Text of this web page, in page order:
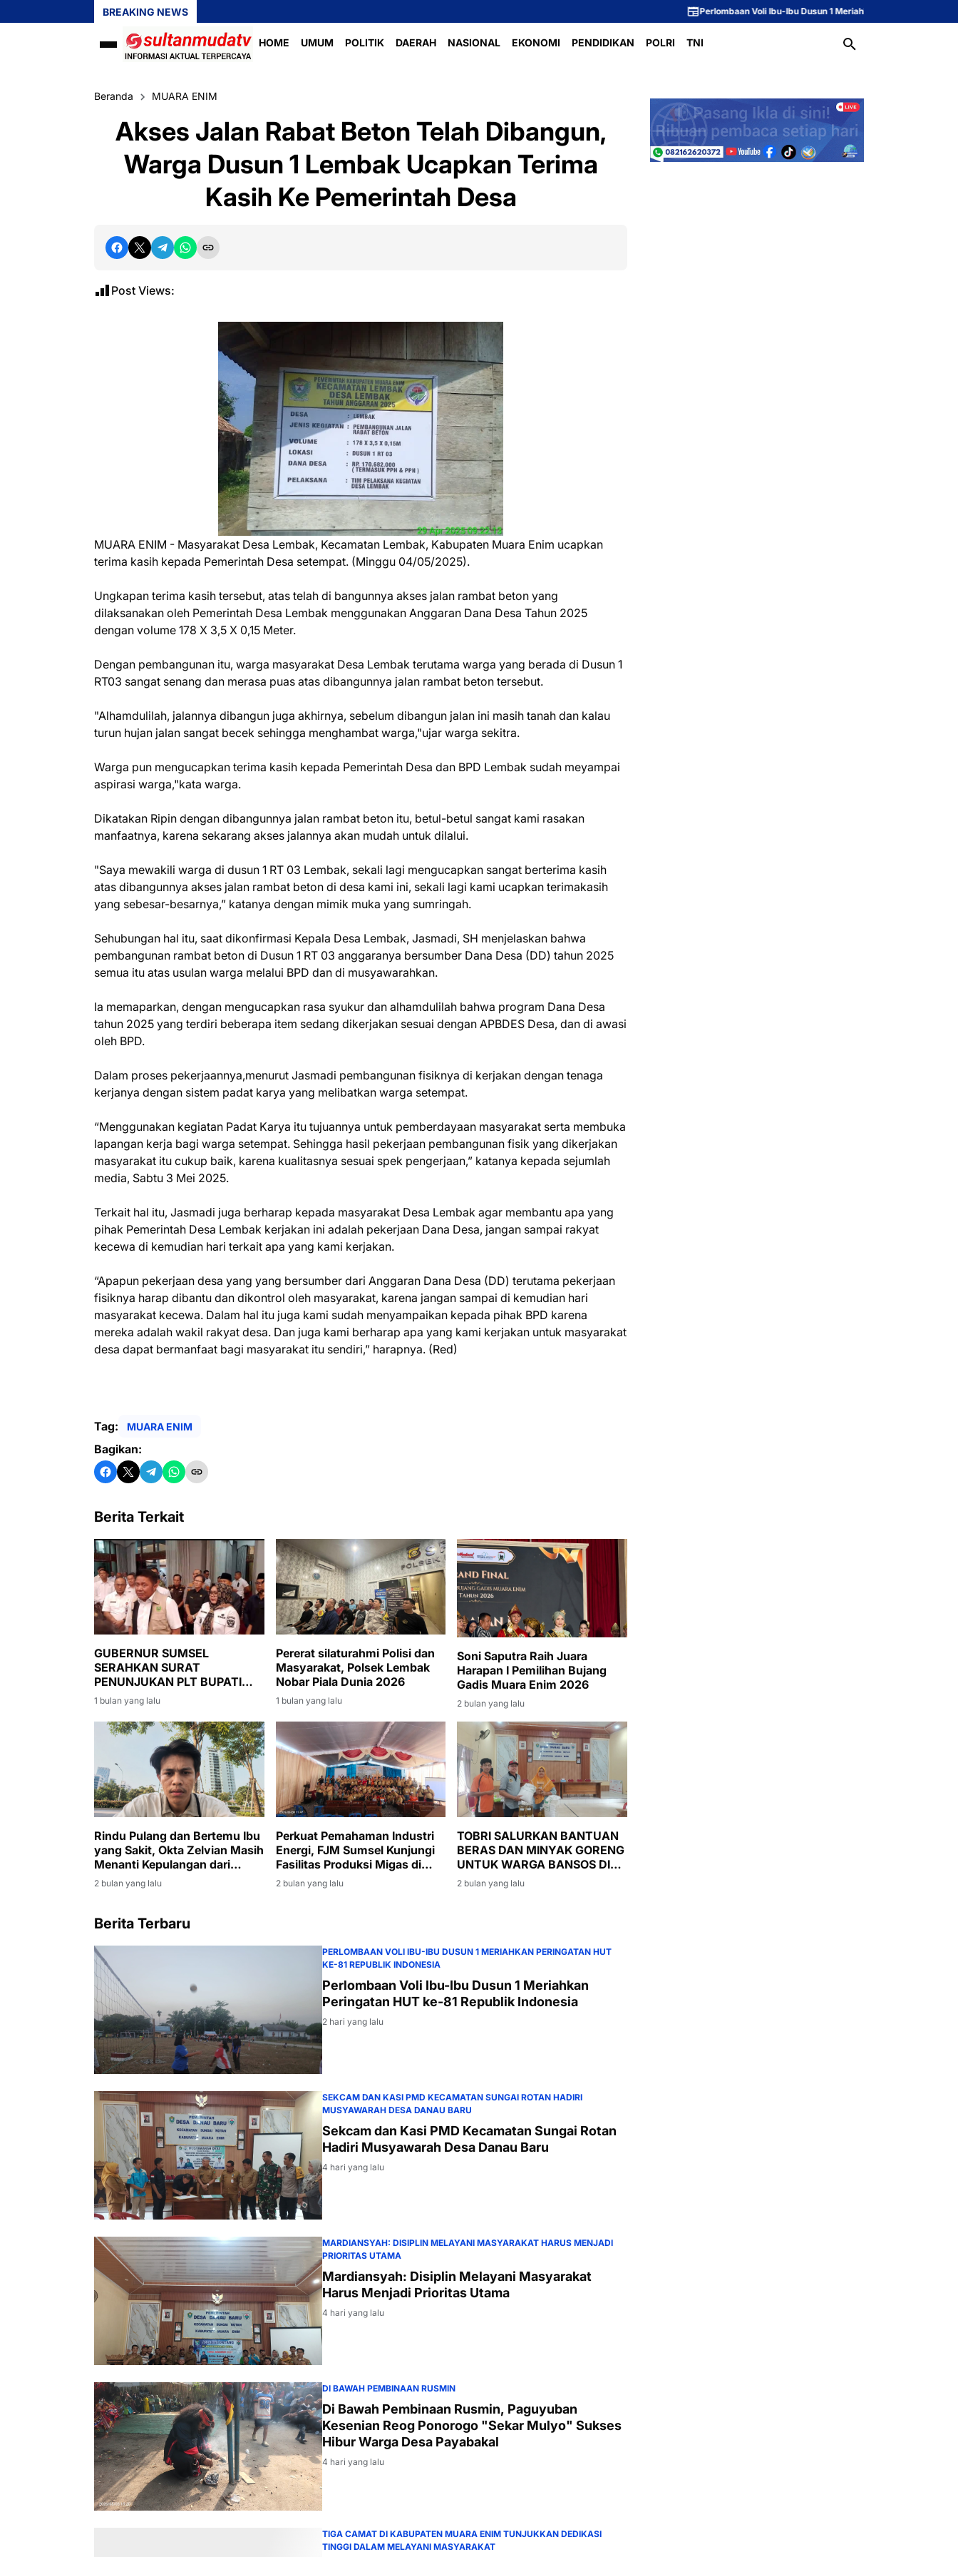
BREAKING NEWS Perlombaan Voli Ibu-Ibu Dusun 1 Meriahkan Peringatan HUT ke-81 Republik
HOME UMUM POLITIK DAERAH NASIONAL EKONOMI PENDIDIKAN POLRI TNI
Beranda MUARA ENIM
Akses Jalan Rabat Beton Telah Dibangun,
Warga Dusun 1 Lembak Ucapkan Terima
Kasih Ke Pemerintah Desa
Post Views:
MUARA ENIM - Masyarakat Desa Lembak, Kecamatan Lembak, Kabupaten Muara Enim ucapkan
terima kasih kepada Pemerintah Desa setempat. (Minggu 04/05/2025).
Ungkapan terima kasih tersebut, atas telah di bangunnya akses jalan rambat beton yang
dilaksanakan oleh Pemerintah Desa Lembak menggunakan Anggaran Dana Desa Tahun 2025
dengan volume 178 X 3,5 X 0,15 Meter.
Dengan pembangunan itu, warga masyarakat Desa Lembak terutama warga yang berada di Dusun 1
RT03 sangat senang dan merasa puas atas dibangunnya jalan rambat beton tersebut.
"Alhamdulilah, jalannya dibangun juga akhirnya, sebelum dibangun jalan ini masih tanah dan kalau
turun hujan jalan sangat becek sehingga menghambat warga,"ujar warga sekitra.
Warga pun mengucapkan terima kasih kepada Pemerintah Desa dan BPD Lembak sudah meyampai
aspirasi warga,"kata warga.
Dikatakan Ripin dengan dibangunnya jalan rambat beton itu, betul-betul sangat kami rasakan
manfaatnya, karena sekarang akses jalannya akan mudah untuk dilalui.
"Saya mewakili warga di dusun 1 RT 03 Lembak, sekali lagi mengucapkan sangat berterima kasih
atas dibangunnya akses jalan rambat beton di desa kami ini, sekali lagi kami ucapkan terimakasih
yang sebesar-besarnya,” katanya dengan mimik muka yang sumringah.
Sehubungan hal itu, saat dikonfirmasi Kepala Desa Lembak, Jasmadi, SH menjelaskan bahwa
pembangunan rambat beton di Dusun 1 RT 03 anggaranya bersumber Dana Desa (DD) tahun 2025
semua itu atas usulan warga melalui BPD dan di musyawarahkan.
Ia memaparkan, dengan mengucapkan rasa syukur dan alhamdulilah bahwa program Dana Desa
tahun 2025 yang terdiri beberapa item sedang dikerjakan sesuai dengan APBDES Desa, dan di awasi
oleh BPD.
Dalam proses pekerjaannya,menurut Jasmadi pembangunan fisiknya di kerjakan dengan tenaga
kerjanya dengan sistem padat karya yang melibatkan warga setempat.
“Menggunakan kegiatan Padat Karya itu tujuannya untuk pemberdayaan masyarakat serta membuka
lapangan kerja bagi warga setempat. Sehingga hasil pekerjaan pembangunan fisik yang dikerjakan
masyarakat itu cukup baik, karena kualitasnya sesuai spek pengerjaan,” katanya kepada sejumlah
media, Sabtu 3 Mei 2025.
Terkait hal itu, Jasmadi juga berharap kepada masyarakat Desa Lembak agar membantu apa yang
pihak Pemerintah Desa Lembak kerjakan ini adalah pekerjaan Dana Desa, jangan sampai rakyat
kecewa di kemudian hari terkait apa yang kami kerjakan.
“Apapun pekerjaan desa yang yang bersumber dari Anggaran Dana Desa (DD) terutama pekerjaan
fisiknya harap dibantu dan dikontrol oleh masyarakat, karena jangan sampai di kemudian hari
masyarakat kecewa. Dalam hal itu juga kami sudah menyampaikan kepada pihak BPD karena
mereka adalah wakil rakyat desa. Dan juga kami berharap apa yang kami kerjakan untuk masyarakat
desa dapat bermanfaat bagi masyarakat itu sendiri,” harapnya. (Red)
Tag: MUARA ENIM
Bagikan:
Berita Terkait
GUBERNUR SUMSEL
SERAHKAN SURAT
PENUNJUKAN PLT BUPATI
MUARA ENIM, SUMARNI
DIMINTA JAGA STABILITAS
PEMERINTAHAN DAN
PEMBANGUNAN
1 bulan yang lalu
Pererat silaturahmi Polisi dan
Masyarakat, Polsek Lembak
Nobar Piala Dunia 2026
1 bulan yang lalu
Soni Saputra Raih Juara
Harapan I Pemilihan Bujang
Gadis Muara Enim 2026
2 bulan yang lalu
Rindu Pulang dan Bertemu Ibu
yang Sakit, Okta Zelvian Masih
Menanti Kepulangan dari
Kamboja
2 bulan yang lalu
Perkuat Pemahaman Industri
Energi, FJM Sumsel Kunjungi
Fasilitas Produksi Migas di
Muara Enim
2 bulan yang lalu
TOBRI SALURKAN BANTUAN
BERAS DAN MINYAK GORENG
UNTUK WARGA BANSOS DI
DESA DANAU BARU
2 bulan yang lalu
Berita Terbaru
PERLOMBAAN VOLI IBU-IBU DUSUN 1 MERIAHKAN PERINGATAN HUT
KE-81 REPUBLIK INDONESIA
Perlombaan Voli Ibu-Ibu Dusun 1 Meriahkan
Peringatan HUT ke-81 Republik Indonesia
2 hari yang lalu
SEKCAM DAN KASI PMD KECAMATAN SUNGAI ROTAN HADIRI
MUSYAWARAH DESA DANAU BARU
Sekcam dan Kasi PMD Kecamatan Sungai Rotan
Hadiri Musyawarah Desa Danau Baru
4 hari yang lalu
MARDIANSYAH: DISIPLIN MELAYANI MASYARAKAT HARUS MENJADI
PRIORITAS UTAMA
Mardiansyah: Disiplin Melayani Masyarakat
Harus Menjadi Prioritas Utama
4 hari yang lalu
DI BAWAH PEMBINAAN RUSMIN
Di Bawah Pembinaan Rusmin, Paguyuban
Kesenian Reog Ponorogo "Sekar Mulyo" Sukses
Hibur Warga Desa Payabakal
4 hari yang lalu
TIGA CAMAT DI KABUPATEN MUARA ENIM TUNJUKKAN DEDIKASI
TINGGI DALAM MELAYANI MASYARAKAT